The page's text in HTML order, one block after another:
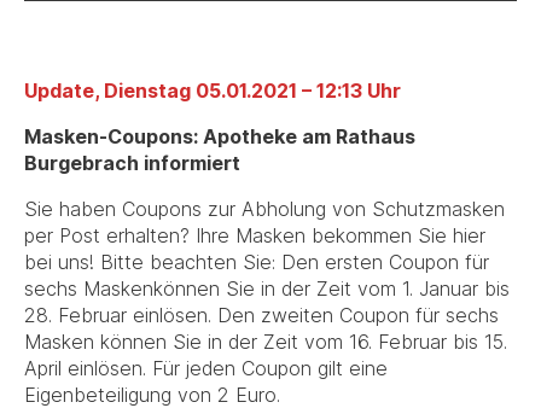
Update, Dienstag 05.01.2021 – 12:13 Uhr
Masken-Coupons: Apotheke am Rathaus
Burgebrach informiert
Sie haben Coupons zur Abholung von Schutzmasken
per Post erhalten? Ihre Masken bekommen Sie hier
bei uns! Bitte beachten Sie: Den ersten Coupon für
sechs Maskenkönnen Sie in der Zeit vom 1. Januar bis
28. Februar einlösen. Den zweiten Coupon für sechs
Masken können Sie in der Zeit vom 16. Februar bis 15.
April einlösen. Für jeden Coupon gilt eine
Eigenbeteiligung von 2 Euro.